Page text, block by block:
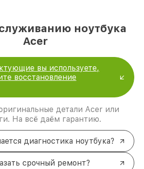
ноутбука
Acer
вы используете,
восстановление
детали Acer или
На всё даём гарантию.
диагностика ноутбука?
срочный ремонт?